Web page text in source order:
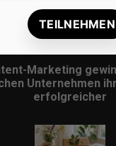
Marketing
Unternehmen
erfolgreicher